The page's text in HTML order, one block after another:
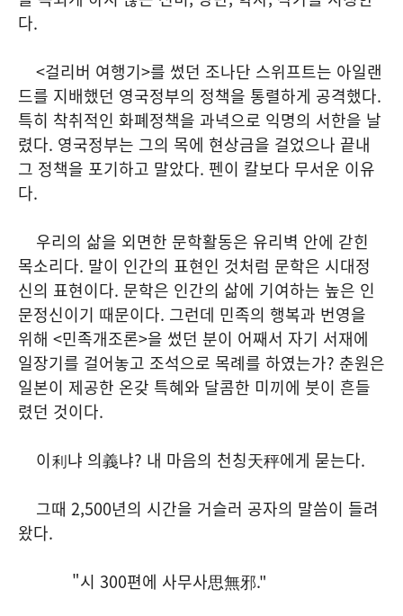
다.
<걸리버 여행기>를 썼던 조나단 스위프트는 아일랜
드를 지배했던 영국정부의 정책을 통렬하게 공격했다.
특히 착취적인 화폐정책을 과녁으로 익명의 서한을 날
렸다. 영국정부는 그의 목에 현상금을 걸었으나 끝내
그 정책을 포기하고 말았다. 펜이 칼보다 무서운 이유
다.
우리의 삶을 외면한 문학활동은 유리벽 안에 갇힌
목소리다. 말이 인간의 표현인 것처럼 문학은 시대정
신의 표현이다. 문학은 인간의 삶에 기여하는 높은 인
문정신이기 때문이다. 그런데 민족의 행복과 번영을
위해 <민족개조론>을 썼던 분이 어째서 자기 서재에
일장기를 걸어놓고 조석으로 목례를 하였는가? 춘원은
일본이 제공한 온갖 특혜와 달콤한 미끼에 붓이 흔들
렸던 것이다.
이利냐 의義냐? 내 마음의 천칭天秤에게 묻는다.
그때 2,500년의 시간을 거슬러 공자의 말씀이 들려
왔다.
"시 300편에 사무사思無邪."